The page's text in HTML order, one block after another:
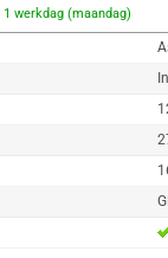
1 werkdag (maandag)